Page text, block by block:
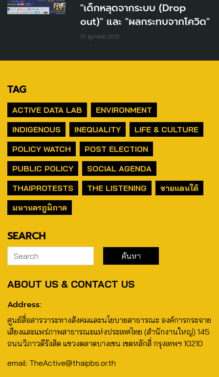
"เด็กหลุดจากระบบ (Drop
out)" และ "ผลกระทบจากโควิด"
15 ตุลาคม 2021
TAG
ACTIVE DATA LAB
ENVIRONMENT
INDIGENOUS
INEQUALITY
LIFE & CULTURE
POLICY WATCH
POST ELECTION
PUBLIC POLICY
SOCIAL AGENDA
THAIPROTESTS
THE LISTENING
ชายแดนใต้
มหานครภูมิภาค
SEARCH
ABOUT US & CONTACT US
Address:
ศูนย์สื่อสารวาระทางสังคมและนโยบายสาธารณะ องค์การกระจาย
เสียงและแพร่ภาพสาธารณะแห่งประเทศไทย (สำนักงานใหญ่) 145
ถนนวิภาวดีรังสิต แขวงตลาดบางเขน เขตหลักสี่ กรุงเทพฯ 10210
email: TheActive@thaipbs.or.th